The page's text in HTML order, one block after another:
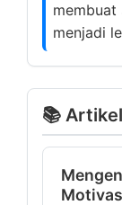
membuat
menjadi
📚